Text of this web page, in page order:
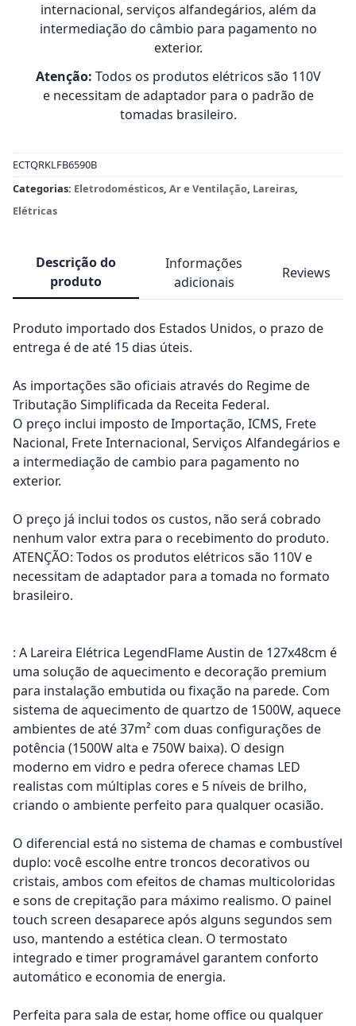
internacional, serviços alfandegários, além da
intermediação do câmbio para pagamento no
exterior.
Atenção: Todos os produtos elétricos são 110V
e necessitam de adaptador para o padrão de
tomadas brasileiro.
ECTQRKLFB6590B
Categorias: Eletrodomésticos, Ar e Ventilação, Lareiras,
Elétricas
Descrição do
produto
Informações
adicionais
Reviews
Produto importado dos Estados Unidos, o prazo de
entrega é de até 15 dias úteis.
As importações são oficiais através do Regime de
Tributação Simplificada da Receita Federal.
O preço inclui imposto de Importação, ICMS, Frete
Nacional, Frete Internacional, Serviços Alfandegários e
a intermediação de cambio para pagamento no
exterior.
O preço já inclui todos os custos, não será cobrado
nenhum valor extra para o recebimento do produto.
ATENÇÃO: Todos os produtos elétricos são 110V e
necessitam de adaptador para a tomada no formato
brasileiro.
: A Lareira Elétrica LegendFlame Austin de 127x48cm é
uma solução de aquecimento e decoração premium
para instalação embutida ou fixação na parede. Com
sistema de aquecimento de quartzo de 1500W, aquece
ambientes de até 37m² com duas configurações de
potência (1500W alta e 750W baixa). O design
moderno em vidro e pedra oferece chamas LED
realistas com múltiplas cores e 5 níveis de brilho,
criando o ambiente perfeito para qualquer ocasião.
O diferencial está no sistema de chamas e combustível
duplo: você escolhe entre troncos decorativos ou
cristais, ambos com efeitos de chamas multicoloridas
e sons de crepitação para máximo realismo. O painel
touch screen desaparece após alguns segundos sem
uso, mantendo a estética clean. O termostato
integrado e timer programável garantem conforto
automático e economia de energia.
Perfeita para sala de estar, home office ou qualquer